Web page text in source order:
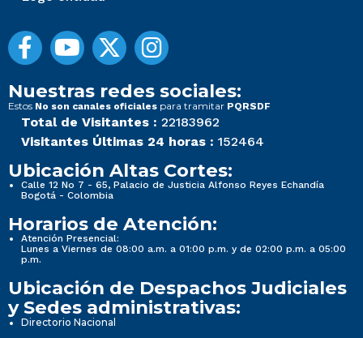
Nuestras redes sociales:
Estos No son canales oficiales para tramitar PQRSDF
Total de Visitantes : 22183962
Visitantes Últimas 24 horas : 152464
Ubicación Altas Cortes:
Calle 12 No 7 - 65, Palacio de Justicia Alfonso Reyes Echandía
Bogotá - Colombia
Horarios de Atención:
Atención Presencial:
Lunes a Viernes de 08:00 a.m. a 01:00 p.m. y de 02:00 p.m. a 05:00
p.m.
Ubicación de Despachos Judiciales
y Sedes administrativas:
Directorio Nacional